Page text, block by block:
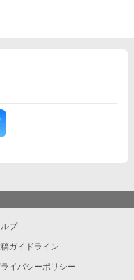
プ
ガイドライン
イバシーポリシー